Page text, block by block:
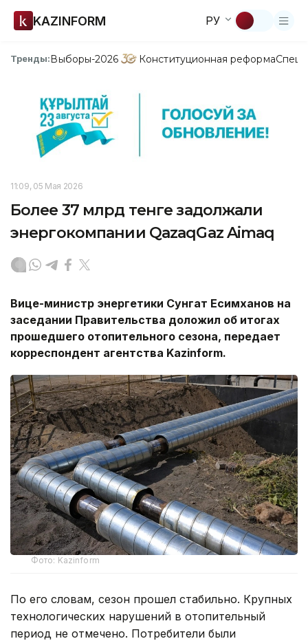
KAZINFORM РУ
Тренды:Выборы-2026 Конституционная реформа
11:09, 05 Мая 2026
Более 37 млрд тенге задолжали
энергокомпании QazaqGaz Aimaq
Вице-министр энергетики Сунгат Есимханов на
заседании Правительства доложил об итогах
прошедшего отопительного сезона, передает
корреспондент агентства Kazinform.
Фото: Kazinform
По его словам, сезон прошел стабильно. Крупных
технологических нарушений в отопительный
период не отмечено. Потребители были